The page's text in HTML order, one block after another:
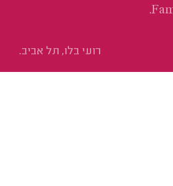
רועי בלו, תל אביב.